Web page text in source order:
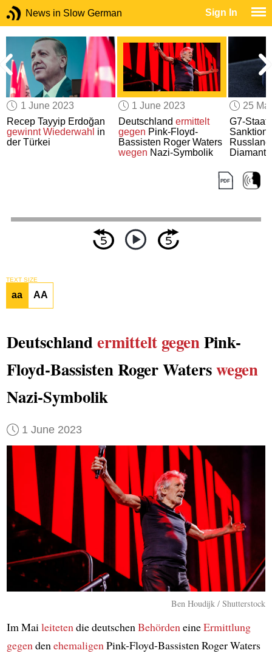
News in Slow German Sign In
1 June 2023
Recep Tayyip Erdoğan
gewinnt Wiederwahl in
der Türkei
1 June 2023
Deutschland ermittelt
gegen Pink-Floyd-
Bassisten Roger Waters
wegen Nazi-Symbolik
25
G7-
TEXT SIZE
aa AA
Deutschlandermittelt gegenPink-
Floyd-Bassisten Roger Waterswegen
Nazi-Symbolik
1 June 2023
Ben Houdijk / Shutterstock
Im Mai leiteten die deutschen Behörden eineErmittlung
gegen den ehemaligen Pink-Floyd-Bassisten Roger Waters